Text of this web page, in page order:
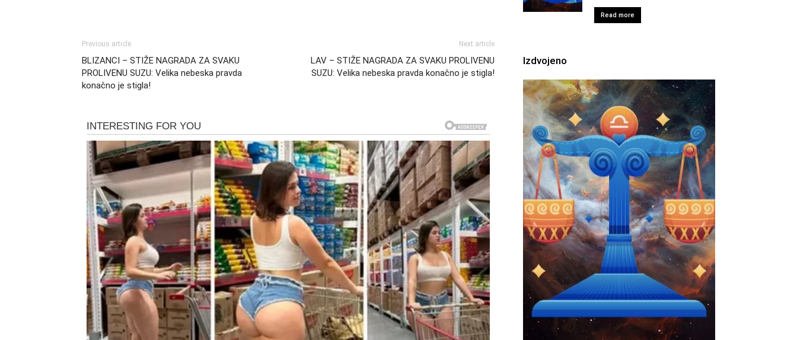
Rak je često radio mnogo, a bio malo cenjen. Trudio se više od drugih, a priznanja su odlazila na
pogrešne adrese. Mnogi su ga potcenjivali jer je tih, povučen i nenametljiv. Međutim, upravo sada
dolazi trenutak kada će njegov trud biti primećen.
prihoda, napredovanje, dogovor koji menja finansijsku sliku ili pomoć osobe koja prepoznaje
Rakove kvalitete. Sve ono što je delovalo sporo sada ubrzava.
Rak će konačno videti da nijedan trud nije bio uzaludan. Svaka neprospavana noć, svaki strah i
svaka borba dobijaju smisao kada nagrada stigne u pravom trenutku. Ono što sada dolazi može
postaviti temelje sigurnosti kakvu je dugo priželjkivao.
Previous article
BLIZANCI – STIŽE NAGRADA ZA SVAKU
PROLIVENU SUZU: Velika nebeska pravda
konačno je stigla!
Next article
LAV – STIŽE NAGRADA ZA SVAKU PROLIVENU
SUZU: Velika nebeska pravda konačno je stigla!
Read more
Izdvojeno